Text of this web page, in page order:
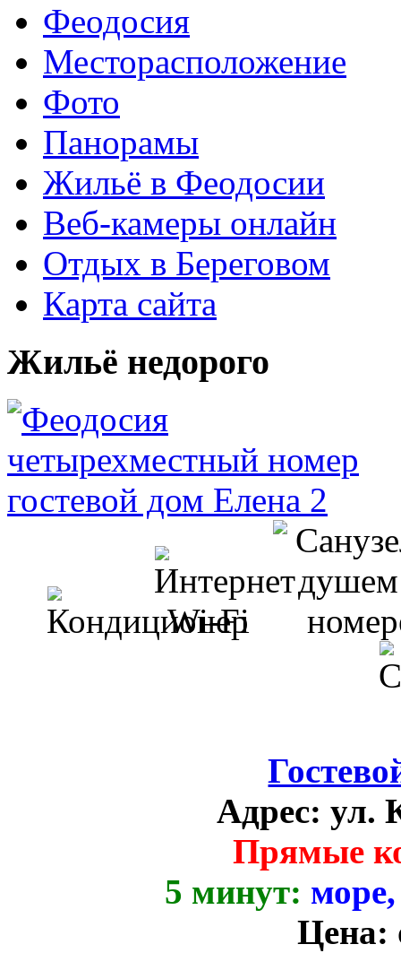
Феодосия
Месторасположение
Фото
Панорамы
Жильё в Феодосии
Веб-камеры онлайн
Отдых в Береговом
Карта сайта
Жильё недорого
Адрес: ул.
Прямые
5 минут:
Цена: